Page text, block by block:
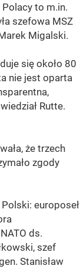
to m.in.
szefowa MSZ
Migalski.
się około 80
nie jest oparta
Rutte.
że trzech
zgody
europoseł
ds.
szef
Stanisław